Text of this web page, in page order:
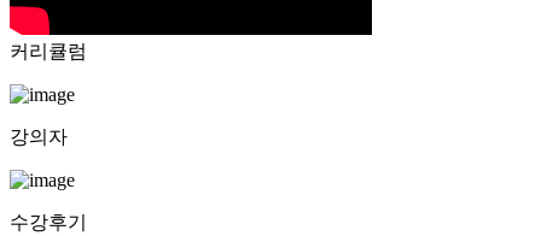
커리큘럼
강의자
수강후기